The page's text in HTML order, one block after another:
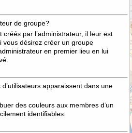
de groupe?
par l’administrateur, il leur est
vous désirez créer un groupe
en premier lieu en lui
apparaissent dans une
des couleurs aux membres d’un
identifiables.